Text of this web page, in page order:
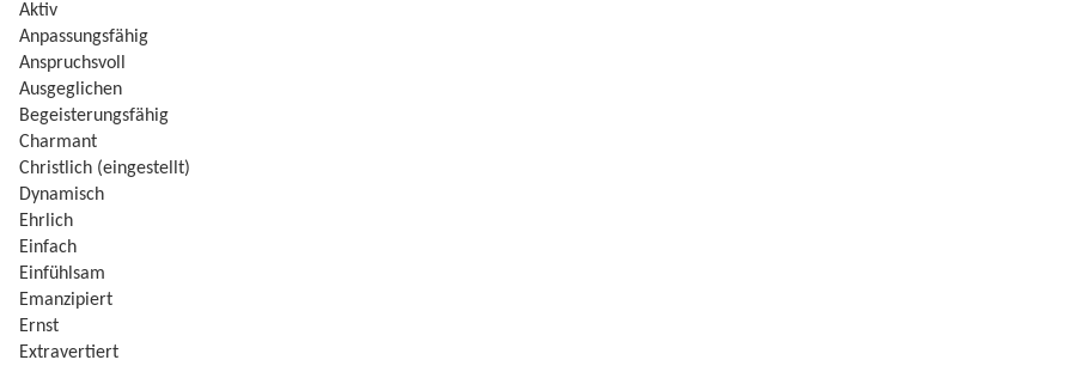
Aktiv
Anpassungsfähig
Anspruchsvoll
Ausgeglichen
Begeisterungsfähig
Charmant
Christlich (eingestellt)
Dynamisch
Ehrlich
Einfach
Einfühlsam
Emanzipiert
Ernst
Extravertiert